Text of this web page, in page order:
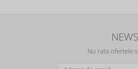
Nu rata ofertele